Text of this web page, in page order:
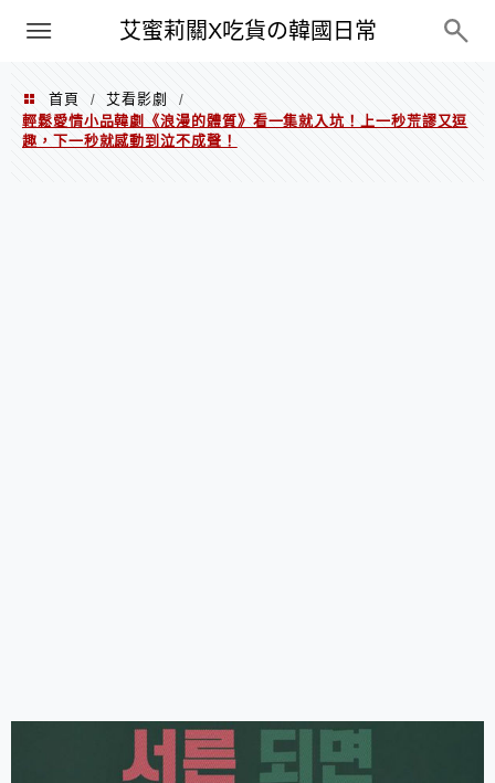
艾蜜莉關X吃貨の韓國日常
PXN
首頁 / 艾看影劇
/
輕鬆愛情小品韓劇《浪漫的體質》看一集就入坑！上一秒荒謬又逗
趣，下一秒就感動到泣不成聲！